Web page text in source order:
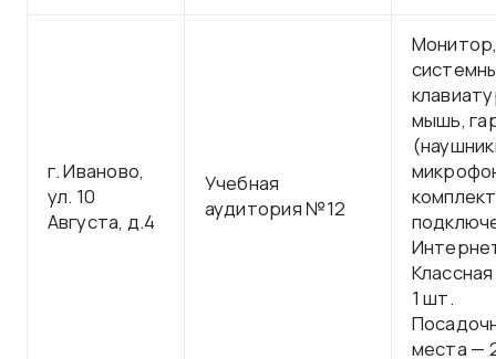
г. Иваново,
ул. 10
Августа, д.4
Учебная
аудитория №12
мышь,
1 шт.
места —